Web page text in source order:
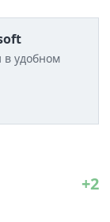
в удобном
+2